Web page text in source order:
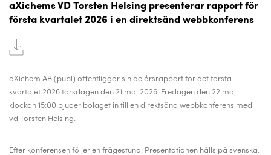
aXichems VD Torsten Helsing presenterar rapport för
första kvartalet 2026 i en direktsänd webbkonferens
aXichem AB (publ) offentliggör sin delårsrapport för det första
kvartalet 2026 torsdagen den 21 maj 2026. Fredagen den 22 maj
klockan 15:00 bjuder bolaget in till en direktsänd webbkonferens med
vd Torsten Helsing.
Efter konferensen följer en frågestund. Presentationen hålls på svenska.